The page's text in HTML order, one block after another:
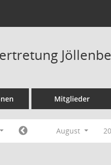
Mitglieder
August